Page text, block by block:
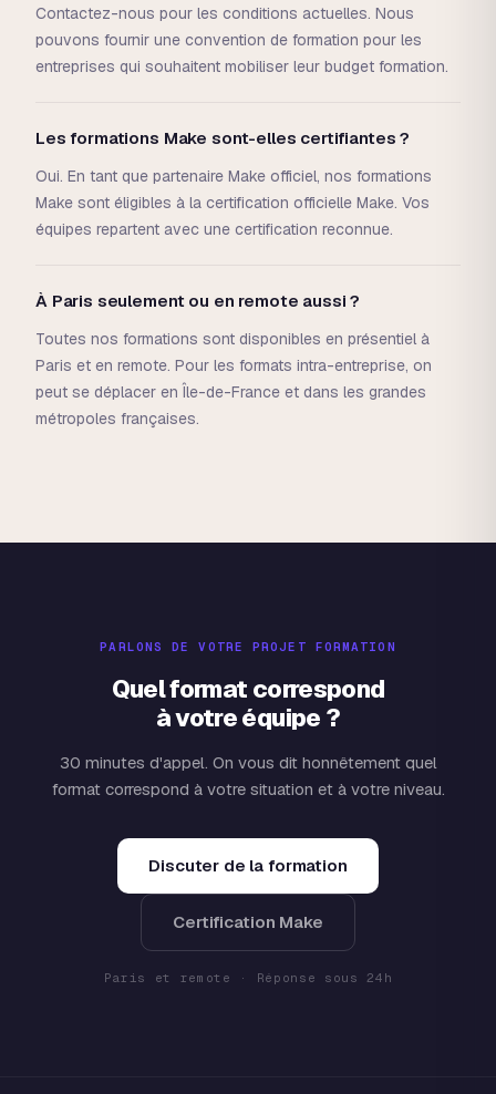
Contactez-nous pour les conditions actuelles. Nous
pouvons fournir une convention de formation pour les
entreprises qui souhaitent mobiliser leur budget formation.
Les formations Make sont-elles certifiantes ?
Oui. En tant que partenaire Make officiel, nos formations
Make sont éligibles à la certification officielle Make. Vos
équipes repartent avec une certification reconnue.
À Paris seulement ou en remote aussi ?
Toutes nos formations sont disponibles en présentiel à
Paris et en remote. Pour les formats intra-entreprise, on
peut se déplacer en Île-de-France et dans les grandes
métropoles françaises.
PARLONS DE VOTRE PROJET FORMATION
Quel format correspond
à votre équipe ?
30 minutes d'appel. On vous dit honnêtement quel
format correspond à votre situation et à votre niveau.
Discuter de la formation
Certification Make
Paris et remote · Réponse sous 24h